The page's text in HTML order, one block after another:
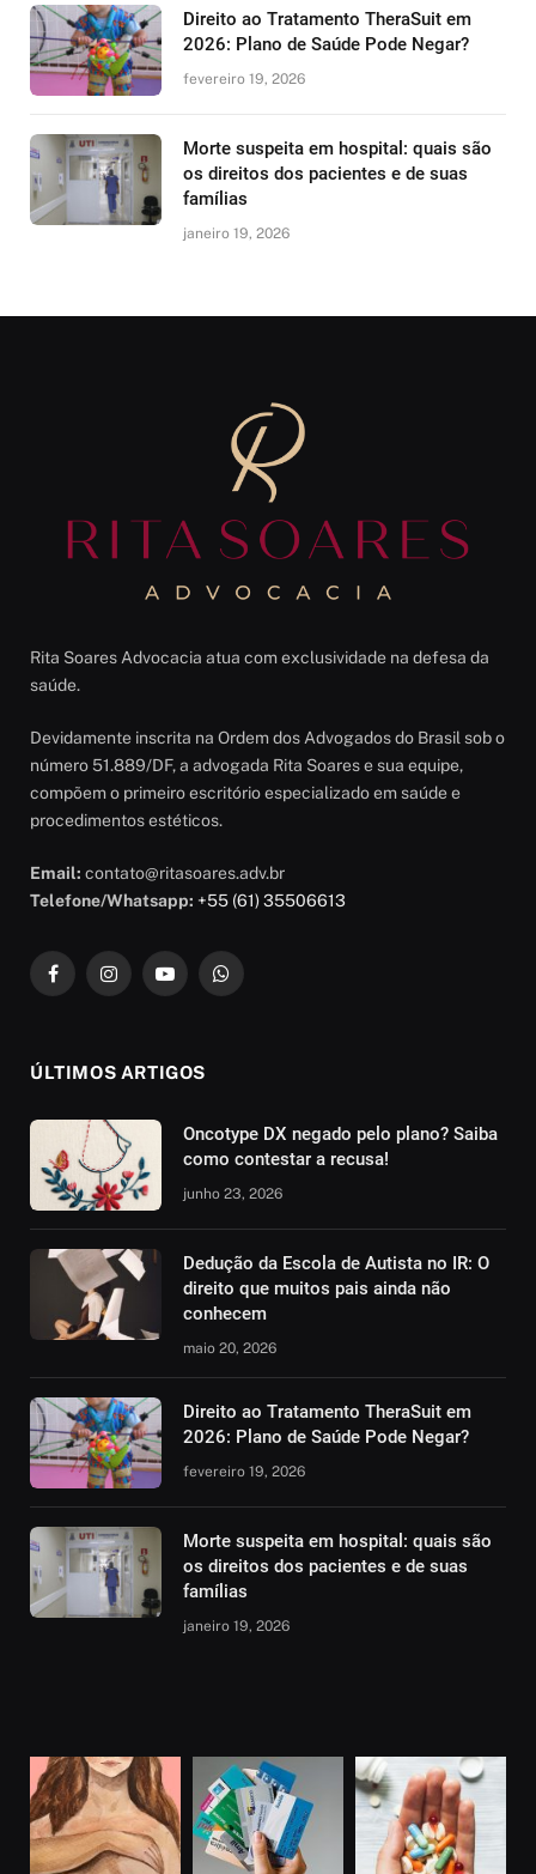
Direito ao Tratamento TheraSuit em
2026: Plano de Saúde Pode Negar?
fevereiro 19, 2026
Morte suspeita em hospital: quais são
os direitos dos pacientes e de suas
famílias
janeiro 19, 2026
Rita Soares Advocacia atua com exclusividade na defesa da
saúde.
Devidamente inscrita na Ordem dos Advogados do Brasil sob o
número 51.889/DF, a advogada Rita Soares e sua equipe,
compõem o primeiro escritório especializado em saúde e
procedimentos estéticos.
Email: contato@ritasoares.adv.br
Telefone/Whatsapp: +55 (61) 35506613
FacebookInstagramYouTubeWhatsApp
ÚLTIMOS ARTIGOS
Oncotype DX negado pelo plano? Saiba
como contestar a recusa!
junho 23, 2026
Dedução da Escola de Autista no IR: O
direito que muitos pais ainda não
conhecem
maio 20, 2026
Direito ao Tratamento TheraSuit em
2026: Plano de Saúde Pode Negar?
fevereiro 19, 2026
Morte suspeita em hospital: quais são
os direitos dos pacientes e de suas
famílias
janeiro 19, 2026